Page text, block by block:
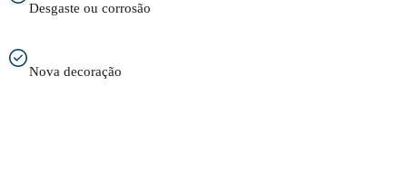
Desgaste ou corrosão
Nova decoração